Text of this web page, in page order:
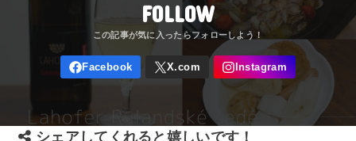
FOLLOW
シェアしてくれると嬉しいです！